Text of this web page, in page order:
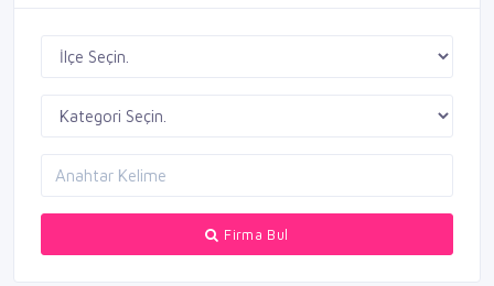
Firma Bul